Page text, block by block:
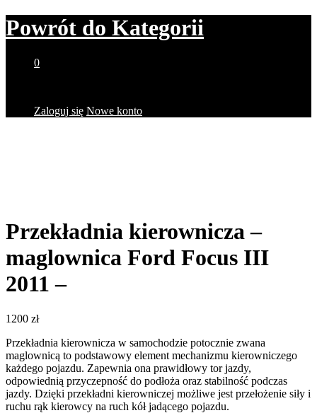
Powrót do Kategorii
0
Zaloguj się Nowe konto
Przekładnia kierownicza –
maglownica Ford Focus III
2011 –
1200 zł
Przekładnia kierownicza w samochodzie potocznie zwana
maglownicą to podstawowy element mechanizmu kierowniczego
każdego pojazdu. Zapewnia ona prawidłowy tor jazdy,
odpowiednią przyczepność do podłoża oraz stabilność podczas
jazdy. Dzięki przekładni kierowniczej możliwe jest przełożenie siły i
ruchu rąk kierowcy na ruch kół jadącego pojazdu.